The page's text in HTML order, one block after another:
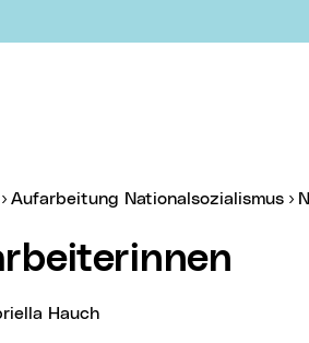
Aufarbeitung Nationalsozialismus
Hauch